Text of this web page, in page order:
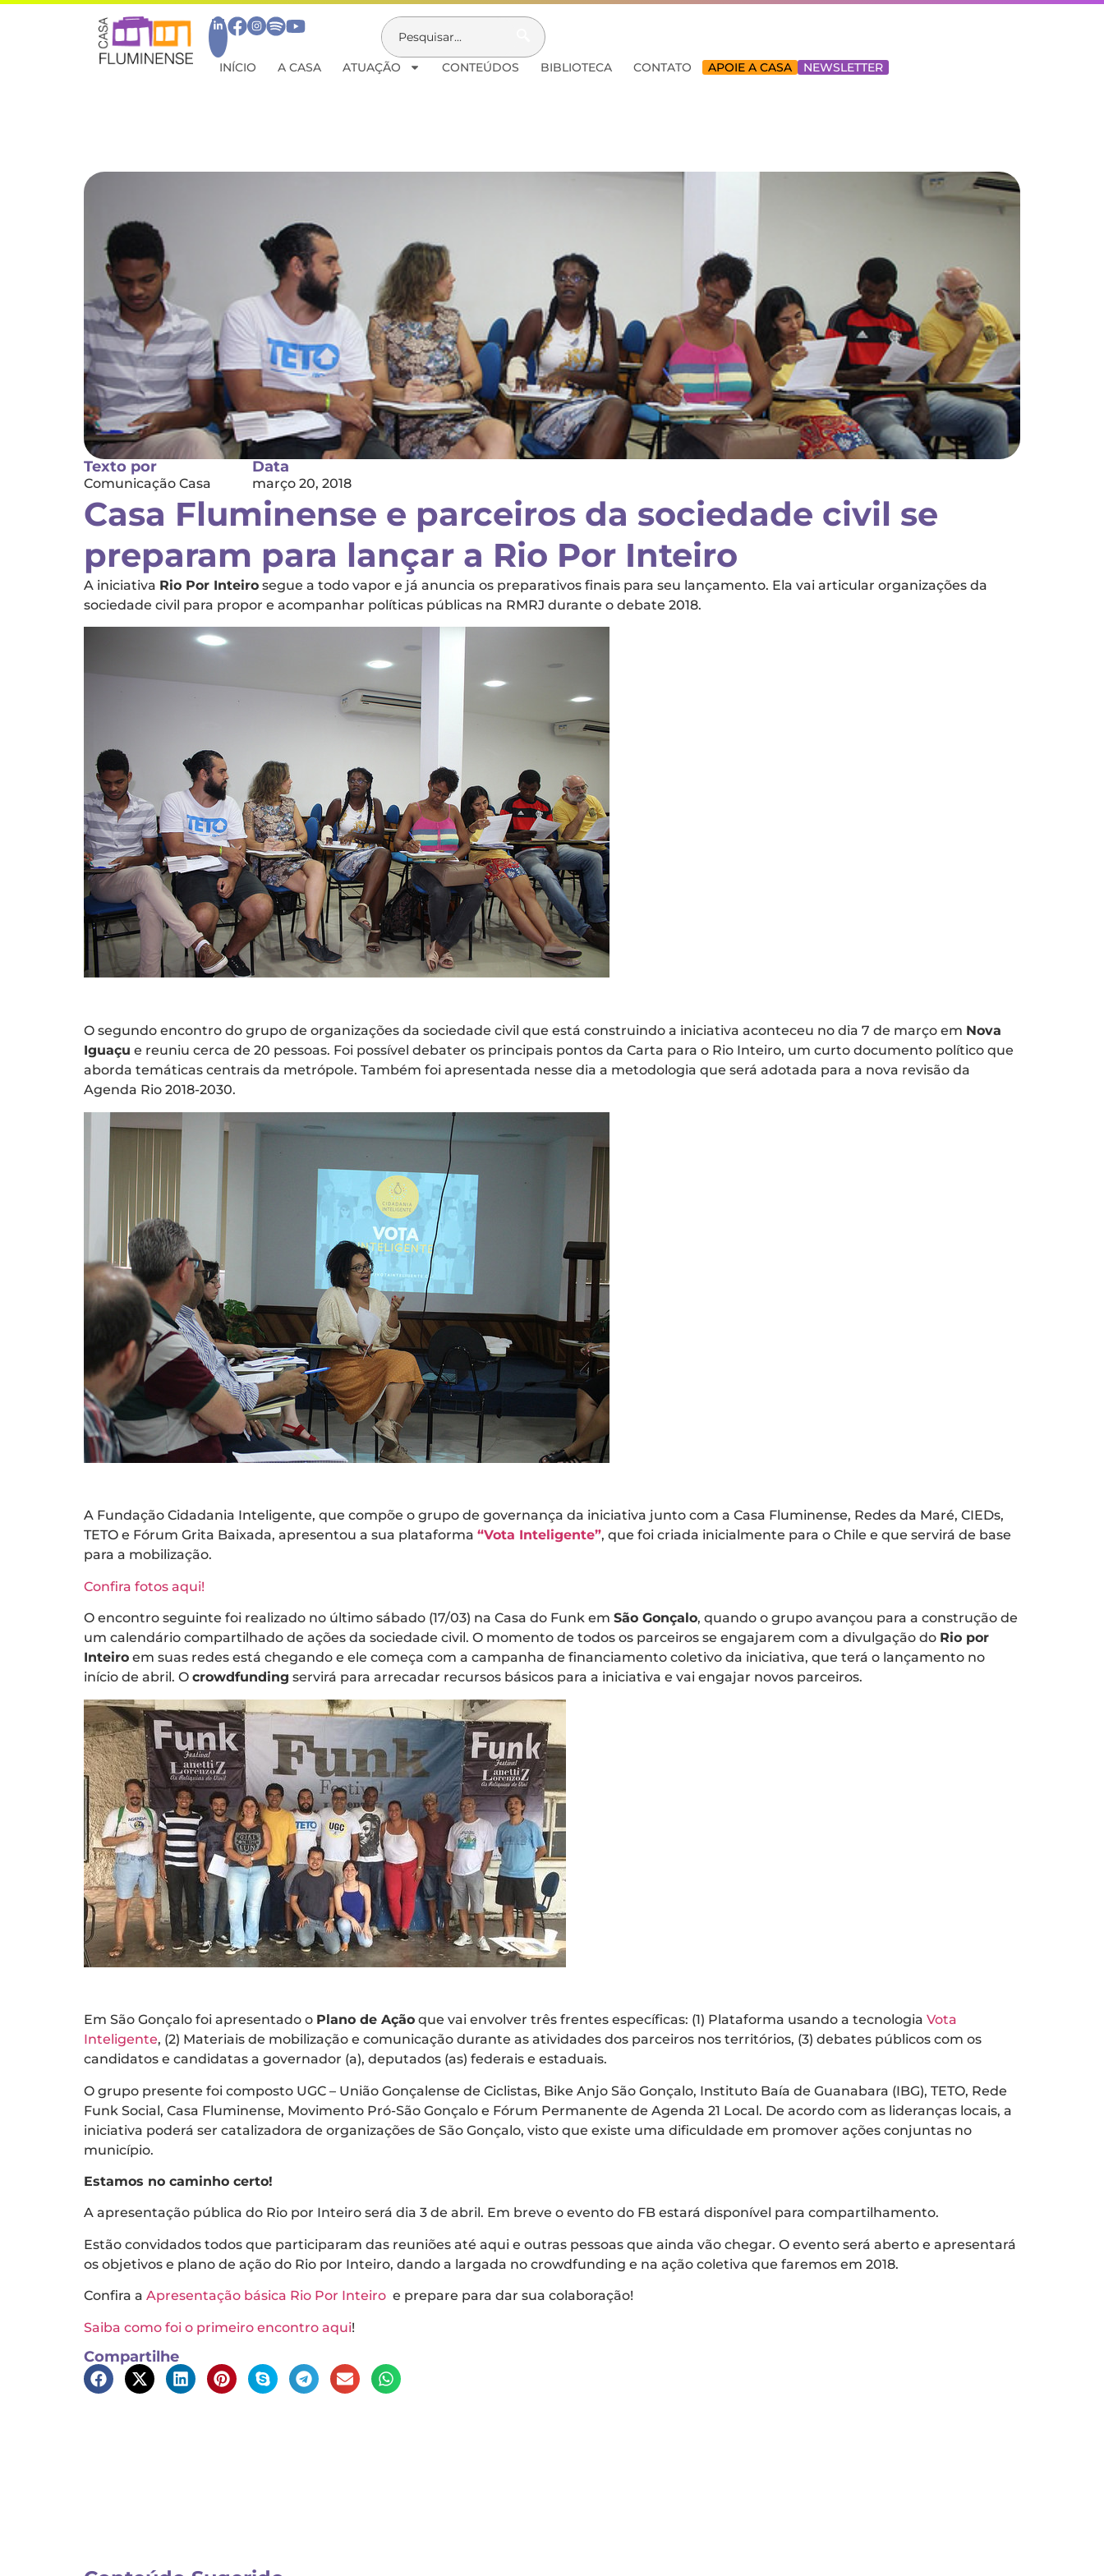
INÍCIO A CASA ATUAÇÃO CONTEÚDOS BIBLIOTECA CONTATO APOIE A CASA NEWSLETTER
Texto por
Comunicação Casa
Data
março 20, 2018
Casa Fluminense e parceiros da sociedade civil se
preparam para lançar a Rio Por Inteiro
A iniciativa Rio Por Inteiro segue a todo vapor e já anuncia os preparativos finais para seu lançamento. Ela vai articular organizações da
sociedade civil para propor e acompanhar políticas públicas na RMRJ durante o debate 2018.
O segundo encontro do grupo de organizações da sociedade civil que está construindo a iniciativa aconteceu no dia 7 de março em Nova
Iguaçu e reuniu cerca de 20 pessoas. Foi possível debater os principais pontos da Carta para o Rio Inteiro, um curto documento político que
aborda temáticas centrais da metrópole. Também foi apresentada nesse dia a metodologia que será adotada para a nova revisão da
Agenda Rio 2018-2030.
A Fundação Cidadania Inteligente, que compõe o grupo de governança da iniciativa junto com a Casa Fluminense, Redes da Maré, CIEDs,
TETO e Fórum Grita Baixada, apresentou a sua plataforma “Vota Inteligente”, que foi criada inicialmente para o Chile e que servirá de base
para a mobilização.
Confira fotos aqui!
O encontro seguinte foi realizado no último sábado (17/03) na Casa do Funk em São Gonçalo, quando o grupo avançou para a construção de
um calendário compartilhado de ações da sociedade civil. O momento de todos os parceiros se engajarem com a divulgação do Rio por
Inteiro em suas redes está chegando e ele começa com a campanha de financiamento coletivo da iniciativa, que terá o lançamento no
início de abril. O crowdfunding servirá para arrecadar recursos básicos para a iniciativa e vai engajar novos parceiros.
Em São Gonçalo foi apresentado o Plano de Ação que vai envolver três frentes específicas: (1) Plataforma usando a tecnologia Vota
Inteligente, (2) Materiais de mobilização e comunicação durante as atividades dos parceiros nos territórios, (3) debates públicos com os
candidatos e candidatas a governador (a), deputados (as) federais e estaduais.
O grupo presente foi composto UGC – União Gonçalense de Ciclistas, Bike Anjo São Gonçalo, Instituto Baía de Guanabara (IBG), TETO, Rede
Funk Social, Casa Fluminense, Movimento Pró-São Gonçalo e Fórum Permanente de Agenda 21 Local. De acordo com as lideranças locais, a
iniciativa poderá ser catalizadora de organizações de São Gonçalo, visto que existe uma dificuldade em promover ações conjuntas no
município.
Estamos no caminho certo!
A apresentação pública do Rio por Inteiro será dia 3 de abril. Em breve o evento do FB estará disponível para compartilhamento.
Estão convidados todos que participaram das reuniões até aqui e outras pessoas que ainda vão chegar. O evento será aberto e apresentará
os objetivos e plano de ação do Rio por Inteiro, dando a largada no crowdfunding e na ação coletiva que faremos em 2018.
Confira a Apresentação básica Rio Por Inteiro e prepare para dar sua colaboração!
Saiba como foi o primeiro encontro aqui!
Compartilhe